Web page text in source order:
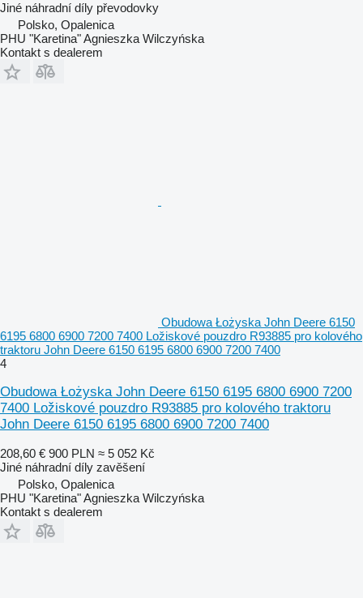
Jiné náhradní díly převodovky
Polsko, Opalenica
PHU "Karetina" Agnieszka Wilczyńska
Kontakt s dealerem
Obudowa Łożyska John Deere 6150
6195 6800 6900 7200 7400 Ložiskové pouzdro R93885 pro kolového
traktoru John Deere 6150 6195 6800 6900 7200 7400
4
Obudowa Łożyska John Deere 6150 6195 6800 6900 7200
7400 Ložiskové pouzdro R93885 pro kolového traktoru
John Deere 6150 6195 6800 6900 7200 7400
208,60 € 900 PLN ≈ 5 052 Kč
Jiné náhradní díly zavěšení
Polsko, Opalenica
PHU "Karetina" Agnieszka Wilczyńska
Kontakt s dealerem